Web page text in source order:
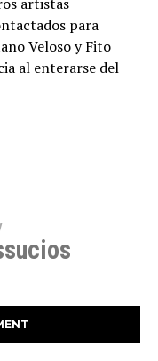
para
Veloso y Fito
al enterarse del